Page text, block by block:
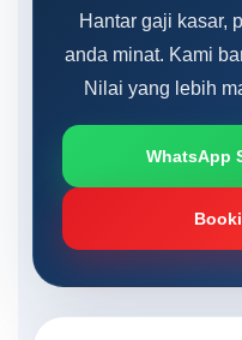
Hantar gaji kasar,
anda minat. Kami
Nilai yang lebih
WhatsApp